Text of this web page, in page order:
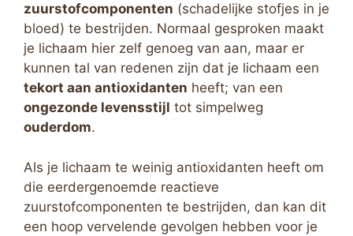
zuurstofcomponenten (schadelijke stofjes in je
bloed) te bestrijden. Normaal gesproken maakt
je lichaam hier zelf genoeg van aan, maar er
kunnen tal van redenen zijn dat je lichaam een
tekort aan antioxidanten heeft; van een
ongezonde levensstijl tot simpelweg
ouderdom.
Als je lichaam te weinig antioxidanten heeft om
die eerdergenoemde reactieve
zuurstofcomponenten te bestrijden, dan kan dit
een hoop vervelende gevolgen hebben voor je